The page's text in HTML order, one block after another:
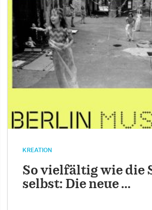
KREATION
So vielfältig wie die
selbst: Die neue …